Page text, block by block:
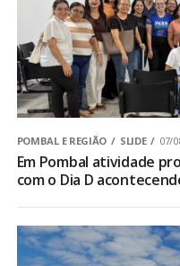
POMBAL E REGIÃO SLIDE 07/
Em Pombal atividade
com o Dia D